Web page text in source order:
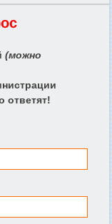
(можно
ответят!